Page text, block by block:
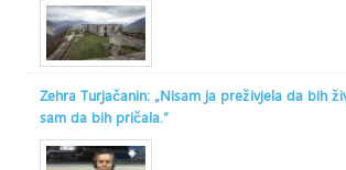
Zehra Turjačanin: „Nisam ja preživjela da bih
sam da bih pričala.“